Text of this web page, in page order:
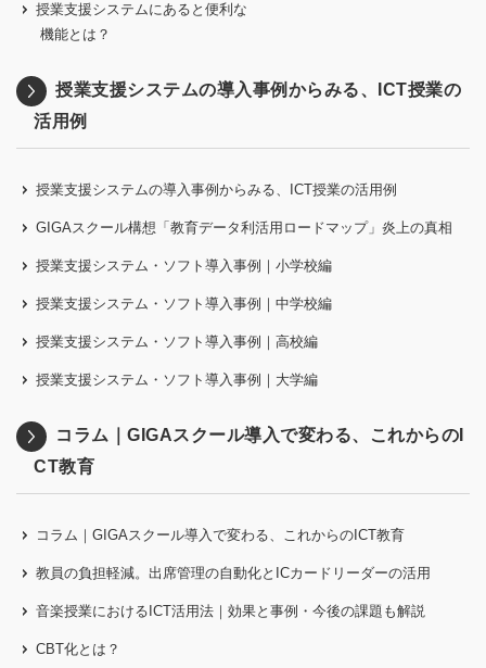
授業支援システムにあると便利な
機能とは？
授業支援システムの導入事例からみる、ICT授業の
活用例
授業支援システムの導入事例からみる、ICT授業の活用例
GIGAスクール構想「教育データ利活用ロードマップ」炎上の真相
授業支援システム・ソフト導入事例｜小学校編
授業支援システム・ソフト導入事例｜中学校編
授業支援システム・ソフト導入事例｜高校編
授業支援システム・ソフト導入事例｜大学編
コラム｜GIGAスクール導入で変わる、これからのI
CT教育
コラム｜GIGAスクール導入で変わる、これからのICT教育
教員の負担軽減。出席管理の自動化とICカードリーダーの活用
音楽授業におけるICT活用法｜効果と事例・今後の課題も解説
CBT化とは？